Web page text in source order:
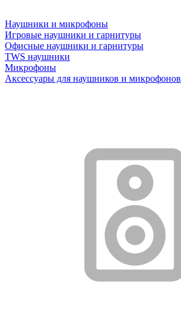
Наушники и микрофоны
Игровые наушники и гарнитуры
Офисные наушники и гарнитуры
TWS наушники
Микрофоны
Аксессуары для наушников и микрофонов